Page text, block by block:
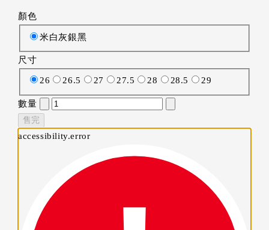
顏色
米白灰銀黑
尺寸
26 26.5 27 27.5 28 28.5 29
數量
售完
accessibility.error